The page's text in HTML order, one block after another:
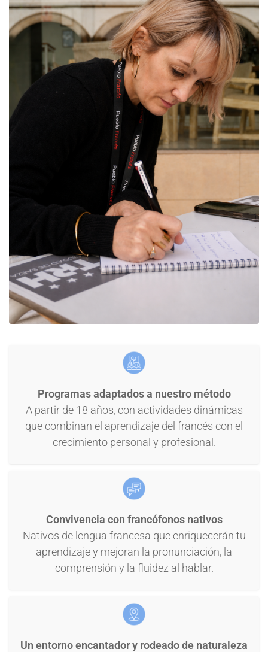
Programas adaptados a nuestro método
A partir de 18 años, con actividades dinámicas
que combinan el aprendizaje del francés con el
crecimiento personal y profesional.
Convivencia con francófonos nativos
Nativos de lengua francesa que enriquecerán tu
aprendizaje y mejoran la pronunciación, la
comprensión y la fluidez al hablar.
Un entorno encantador y rodeado de naturaleza